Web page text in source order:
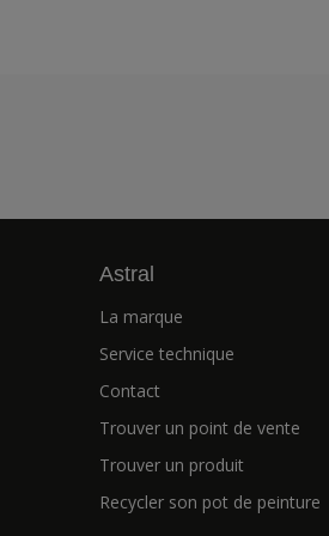
Astral
La marque
Service technique
Contact
Trouver un point de vente
Trouver un produit
Recycler son pot de peinture